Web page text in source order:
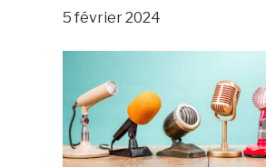
5 février 2024